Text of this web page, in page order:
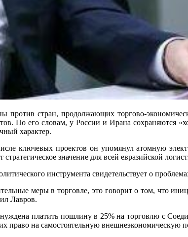
продолжающих торгово-
По его словам, у России и Ирана сохраняются
характер.
ключевых проектов он упомянул атомную
значение для всей евразийской
инструмента свидетельствует о
меры в торговле, это говорит о том, что
Лавров.
платить пошлину в 25% на торговлю с
право на самостоятельную внешнеэкономическую